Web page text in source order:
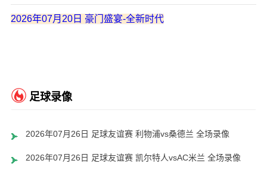
2026年07月20日 豪门盛宴-全新时代
足球录像
2026年07月26日 足球友谊赛 利物浦vs桑德兰 全场录像
2026年07月26日 足球友谊赛 凯尔特人vsAC米兰 全场录像